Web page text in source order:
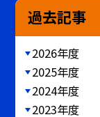
過去記事
2026年度
2025年度
2024年度
2023年度